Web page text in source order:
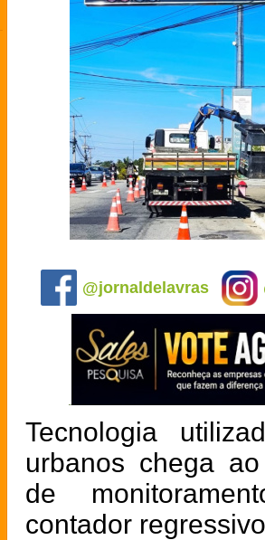
@jornaldelavras
Tecnologia
urbanos chega
de
contador regressivo